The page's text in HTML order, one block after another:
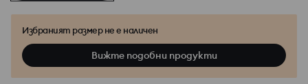
Избраният размер не е наличен
Вижте подобни продукти